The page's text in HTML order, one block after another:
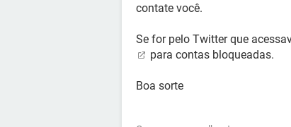
contate você.
Se for pelo Twitter que
para contas bloqueadas.
Boa sorte